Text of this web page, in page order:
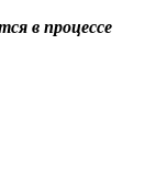
в процессе